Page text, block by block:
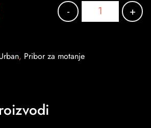
- +
, Pribor za motanje